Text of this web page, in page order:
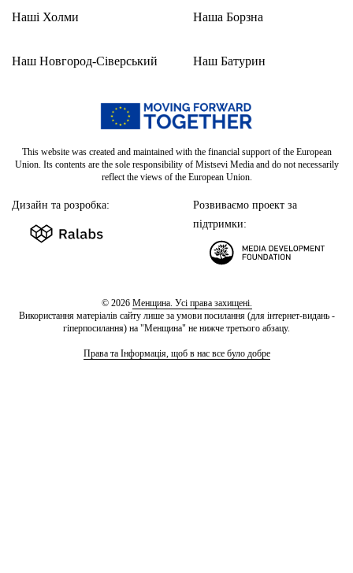
Наші Холми
Наш Новгород-Сіверський
Наша Борзна
Наш Батурин
This website was created and maintained with the financial support of the European
Union. Its contents are the sole responsibility of Mistsevi Media and do not necessarily
reflect the views of the European Union.
Дизайн та розробка:
Розвиваємо проект за
підтримки:
© 2026 Менщина. Усі права захищені.
Використання матеріалів сайту лише за умови посилання (для інтернет-видань -
гіперпосилання) на "Менщина" не нижче третього абзацу.
Права та Інформація, щоб в нас все було добре